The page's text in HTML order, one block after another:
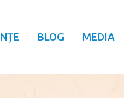
BLOG MEDIA